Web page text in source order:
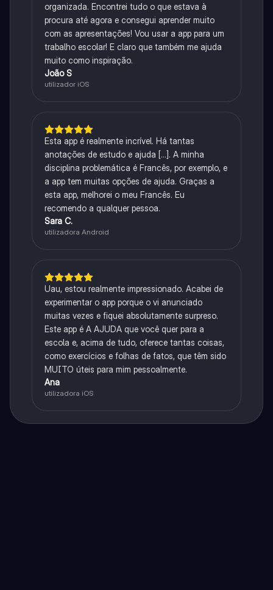
organizada. Encontrei tudo o que estava à
procura até agora e consegui aprender muito
com as apresentações! Vou usar a app para um
trabalho escolar! E claro que também me ajuda
muito como inspiração.
João S
utilizador iOS
Esta app é realmente incrível. Há tantas
anotações de estudo e ajuda [...]. A minha
disciplina problemática é Francês, por exemplo, e
a app tem muitas opções de ajuda. Graças a
esta app, melhorei o meu Francês. Eu
recomendo a qualquer pessoa.
Sara C.
utilizadora Android
Uau, estou realmente impressionado. Acabei de
experimentar o app porque o vi anunciado
muitas vezes e fiquei absolutamente surpreso.
Este app é A AJUDA que você quer para a
escola e, acima de tudo, oferece tantas coisas,
como exercícios e folhas de fatos, que têm sido
MUITO úteis para mim pessoalmente.
Ana
utilizadora iOS